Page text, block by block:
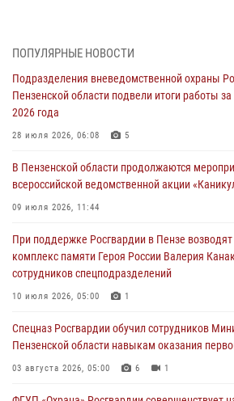
День ВДВ в Пензе
В Пензе сотрудники Росгвардии задержали
дома
03 августа 2026, 05:59
службы
03 августа 2026, 05:15
Спецназ Росгвардии обучил сотрудников
03 августа 2026, 05:00 1
ПОПУЛЯРНЫЕ НОВОСТИ
Подразделения вневедомственной охраны
Пензенской области подвели итоги работы
2026 года
28 июля 2026, 06:08 5
В Пензенской области продолжаются
всероссийской ведомственной акции
09 июля 2026, 11:44
При поддержке Росгвардии в Пензе
комплекс памяти Героя России Валерия
сотрудников спецподразделений
10 июля 2026, 05:00 1
Спецназ Росгвардии обучил сотрудников
Пензенской области навыкам оказания
03 августа 2026, 05:00 6 1